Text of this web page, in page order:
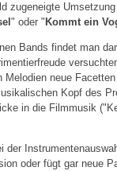
zugeneigte
" oder " Kommt ein
Bands findet man
Melodien neue
Kopf des
in die Filmmusik
der
oder fügt gar neue